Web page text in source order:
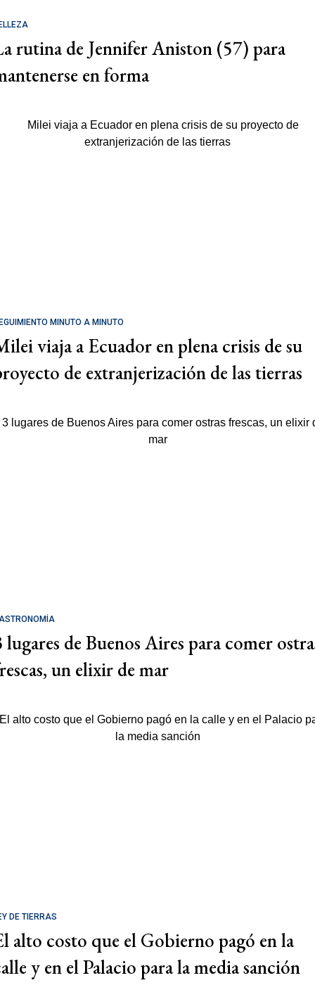
rutina de Jennifer Aniston (57) para
en forma
MINUTO A MINUTO
viaja a Ecuador en plena crisis de su
de extranjerización de las tierras
lugares de Buenos Aires para comer
un elixir de mar
DE TIERRAS
alto costo que el Gobierno pagó en la
y en el Palacio para la media sanción